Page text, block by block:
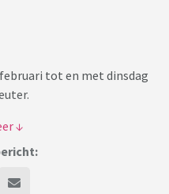
tot en met dinsdag